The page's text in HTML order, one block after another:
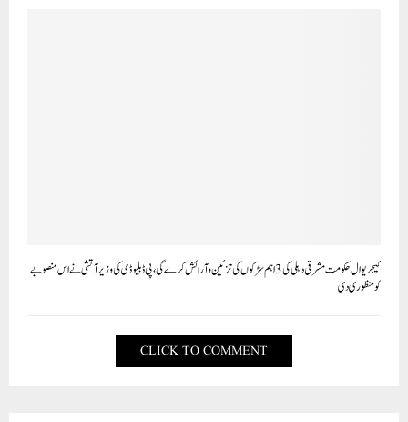
کیجریوال حکومت مشرقی دہلی کی 3 اہم سڑکوں کی تزئین و آرائش کرے گی، پی ڈبلیو ڈی کی وزیر آتشی نے اس منصوبے
کو منظوری دی
CLICK TO COMMENT